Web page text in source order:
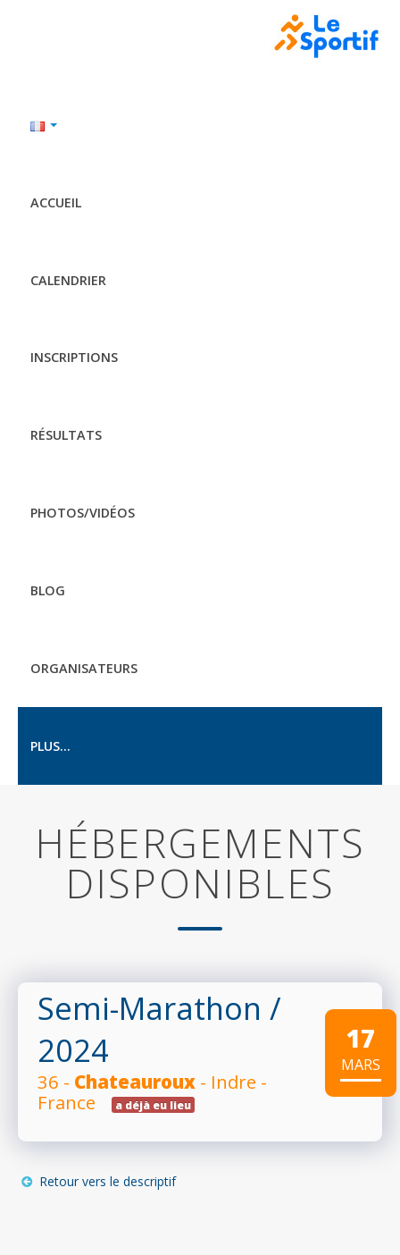
ACCUEIL
CALENDRIER
INSCRIPTIONS
RÉSULTATS
PHOTOS/VIDÉOS
BLOG
ORGANISATEURS
PLUS...
HÉBERGEMENTS
DISPONIBLES
Semi-Marathon /
2024
36 - Chateauroux - Indre -
France
a déjà eu lieu
17
MARS
Retour vers le descriptif